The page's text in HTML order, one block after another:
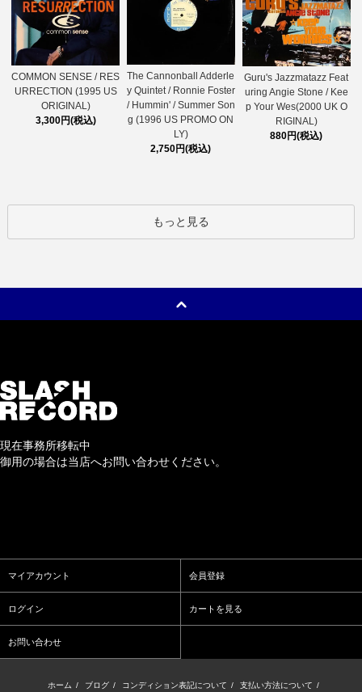
COMMON SENSE / RES
URRECTION (1995 US
ORIGINAL)
3,300円(税込)
The Cannonball Adderle
y Quintet / Ronnie Foster
/ Hummin' / Summer Son
g (1996 US PROMO ON
LY)
2,750円(税込)
Guru's Jazzmatazz Feat
uring Angie Stone / Kee
p Your Wes(2000 UK O
RIGINAL)
880円(税込)
もっと見る
現在事務所移転中
御用の場合は当店へお問い合わせください。
マイアカウント 会員登録
ログイン カートを見る
お問い合わせ
ホーム / ブログ / コンディション表記について / 支払い方法について /